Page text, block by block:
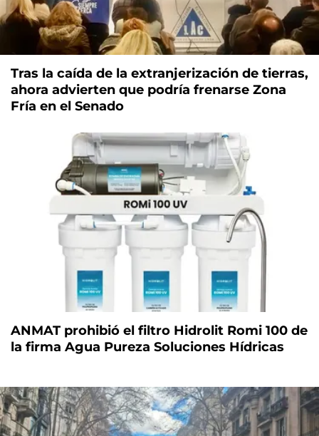
Tras la caída de la extranjerización de tierras,
ahora advierten que podría frenarse Zona
Fría en el Senado
ANMAT prohibió el filtro Hidrolit Romi 100 de
la firma Agua Pureza Soluciones Hídricas